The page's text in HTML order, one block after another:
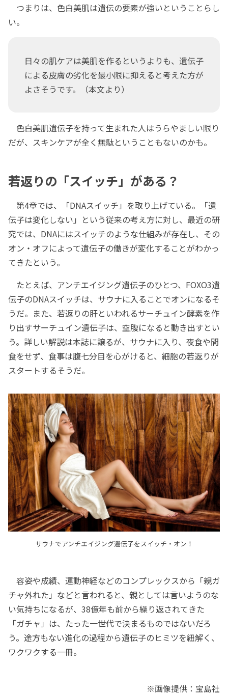
つまりは、色白美肌は遺伝の要素が強いということらし
い。
日々の肌ケアは美肌を作るというよりも、遺伝子
による皮膚の劣化を最小限に抑えると考えた方が
よさそうです。（本文より）
色白美肌遺伝子を持って生まれた人はうらやましい限り
だが、スキンケアが全く無駄ということもないのかも。
若返りの「スイッチ」がある？
第4章では、「DNAスイッチ」を取り上げている。「遺
伝子は変化しない」という従来の考え方に対し、最近の研
究では、DNAにはスイッチのような仕組みが存在し、その
オン・オフによって遺伝子の働きが変化することがわかっ
てきたという。
たとえば、アンチエイジング遺伝子のひとつ、FOXO3遺
伝子のDNAスイッチは、サウナに入ることでオンになるそ
うだ。また、若返りの肝といわれるサーチュイン酵素を作
り出すサーチュイン遺伝子は、空腹になると動き出すとい
う。詳しい解説は本誌に譲るが、サウナに入り、夜食や間
食をせず、食事は腹七分目を心がけると、細胞の若返りが
スタートするそうだ。
サウナでアンチエイジング遺伝子をスイッチ・オン！
容姿や成績、運動神経などのコンプレックスから「親ガ
チャ外れた」などと言われると、親としては言いようのな
い気持ちになるが、38億年も前から繰り返されてきた
「ガチャ」は、たった一世代で決まるものではないだろ
う。途方もない進化の過程から遺伝子のヒミツを紐解く、
ワクワクする一冊。
※画像提供：宝島社